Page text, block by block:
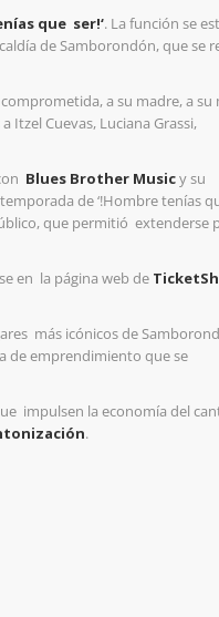
que ser!‘. La función se
de Samborondón, que se
a su madre, a su
Itzel Cuevas, Luciana Grassi,
Blues Brother Musicy su
de‘!Hombre tenías
que permitió extenderse
en la página web de
más icónicos de
de emprendimiento que se
impulsen la economía del
.